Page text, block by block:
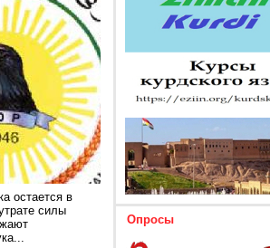
остается в
силы
Опросы